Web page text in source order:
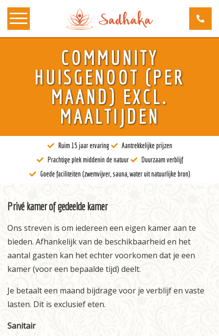
Docenten
Verblijven
Informatie
Prijzen
Inschrijven
Contact
COMMUNITY
HUISGENOOT (PER
MAAND) EXCL.
MAALTIJDEN
Ruim 15 jaar ervaring
Aantrekkelijke prijzen
Prachtige plek middenin de natuur
Duurzaam verblijf
Goede faciliteiten (zwemvijver, sauna, water uit natuurlijke bron)
Privé kamer of gedeelde kamer
Ons streven is om iedereen een eigen kamer aan te
bieden. Afhankelijk van de beschikbaarheid en het
aantal gasten kan het echter voorkomen dat je een
kamer (voor een bepaalde tijd) deelt.
Je betaalt een maand bijdrage voor je verblijf en vaste
lasten. Dit is exclusief eten.
Sanitair